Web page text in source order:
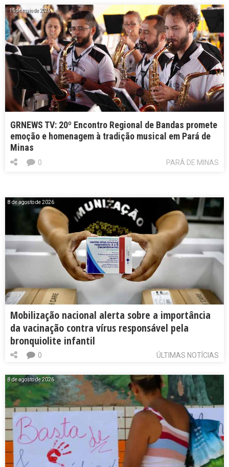
15 de maio de 2026
GRNEWS TV: 20º Encontro Regional de Bandas promete
emoção e homenagem à tradição musical em Pará de
Minas
PARÁ DE MINAS
0
8 de agosto de 2026
Mobilização nacional alerta sobre a importância
da vacinação contra vírus responsável pela
bronquiolite infantil
ÚLTIMAS NOTÍCIAS
0
8 de agosto de 2026